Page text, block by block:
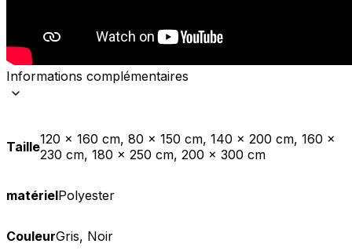
Informations complémentaires
Taille120 x 160 cm, 80 x 150 cm, 140 x 200 cm, 160 x
230 cm, 180 x 250 cm, 200 x 300 cm
matérielPolyester
CouleurGris, Noir